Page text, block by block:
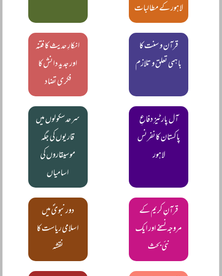
لاہور کے مطالبات
قرآن و سنت کا
باہمی تعلق و تلازم
انکارِ حدیث کا فتنہ
اور جدید دانش کا
فکری تضاد
آل پارٹیز دفاعِ
پاکستان کانفرنس
لاہور
سرحد سکولوں میں
قاریوں کی جگہ
موسیقاروں کی
اسامیاں
قرآنِ کریم کے
مروجہ نسخے اور ایک
نئی بحث
دور نبویؐ میں
اسلامی ریاست کا
نقشہ